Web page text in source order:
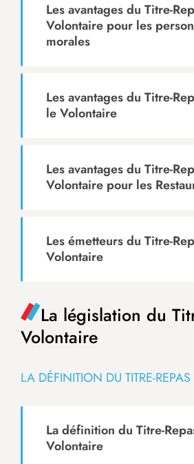
Les avantages du Titre-
Volontaire pour les
morales
Les avantages du Titre-
le Volontaire
Les avantages du Titre-
Volontaire pour les
Les émetteurs du Titre-
Volontaire
La législation du
Volontaire
LA DÉFINITION DU TITRE-
La définition du Titre-
Volontaire